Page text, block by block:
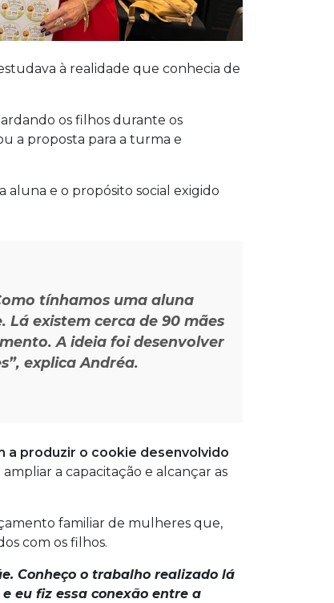
à realidade que conhecia de
os filhos durante os
a proposta para a turma e
e o propósito social exigido
tínhamos uma aluna
Lá existem cerca de 90 mães
A ideia foi desenvolver
explica Andréa.
a produzir o cookie desenvolvido
a capacitação e alcançar as
familiar de mulheres que,
com os filhos.
Conheço o trabalho realizado lá
eu fiz essa conexão entre a